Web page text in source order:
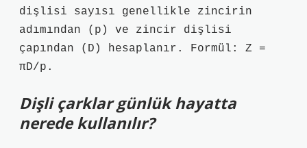
dişlisi sayısı genellikle zincirin
adımından (p) ve zincir dişlisi
çapından (D) hesaplanır. Formül: Z =
πD/p.
Dişli çarklar günlük hayatta
nerede kullanılır?